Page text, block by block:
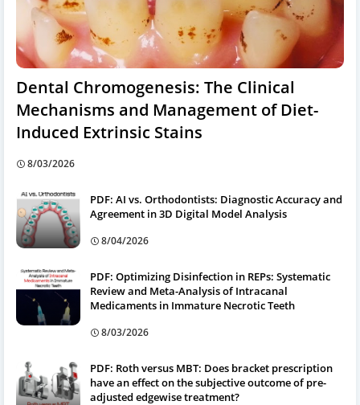
Dental Chromogenesis: The Clinical
Mechanisms and Management of Diet-
Induced Extrinsic Stains
8/03/2026
PDF: AI vs. Orthodontists: Diagnostic Accuracy and
Agreement in 3D Digital Model Analysis
8/04/2026
PDF: Optimizing Disinfection in REPs: Systematic
Review and Meta-Analysis of Intracanal
Medicaments in Immature Necrotic Teeth
8/03/2026
PDF: Roth versus MBT: Does bracket prescription
have an effect on the subjective outcome of pre-
adjusted edgewise treatment?